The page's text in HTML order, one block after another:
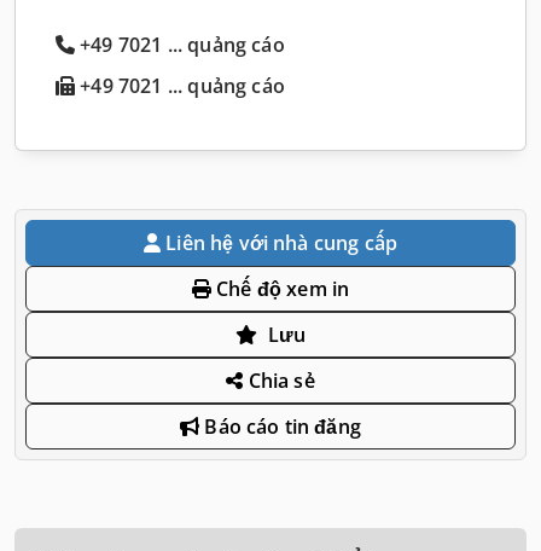
+49 7021 ... quảng cáo
+49 7021 ... quảng cáo
Liên hệ với nhà cung cấp
Chế độ xem in
Lưu
Chia sẻ
Báo cáo tin đăng